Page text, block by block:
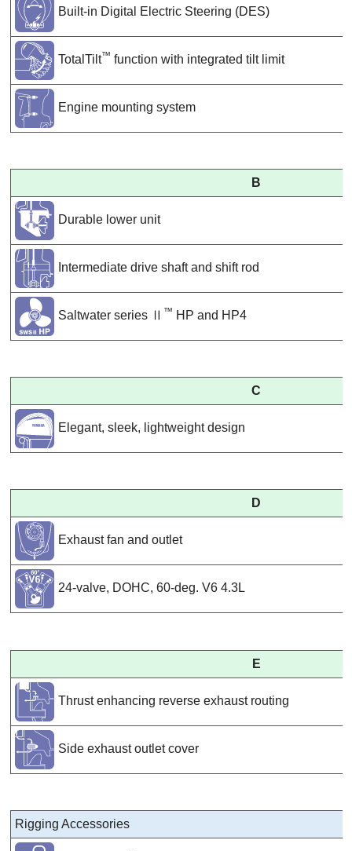
Built-in Digital Electric Steering (DES)
TotalTilt™ function with integrated tilt limit
Engine mounting system
B
Durable lower unit
Intermediate drive shaft and shift rod
Saltwater series Ⅱ ™ HP and HP4
C
Elegant, sleek, lightweight design
D
Exhaust fan and outlet
24-valve, DOHC, 60-deg. V6 4.3L
E
Thrust enhancing reverse exhaust routing
Side exhaust outlet cover
Rigging Accessories